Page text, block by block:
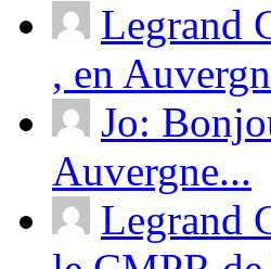
Legrand
, en
Jo:
Auvergne...
Legrand